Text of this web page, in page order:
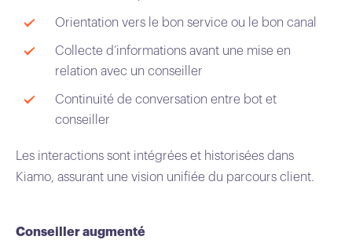
Orientation vers le bon service ou le bon canal
Collecte d’informations avant une mise en
relation avec un conseiller
Continuité de conversation entre bot et
conseiller
Les interactions sont intégrées et historisées dans
Kiamo, assurant une vision unifiée du parcours client.
Conseiller augmenté